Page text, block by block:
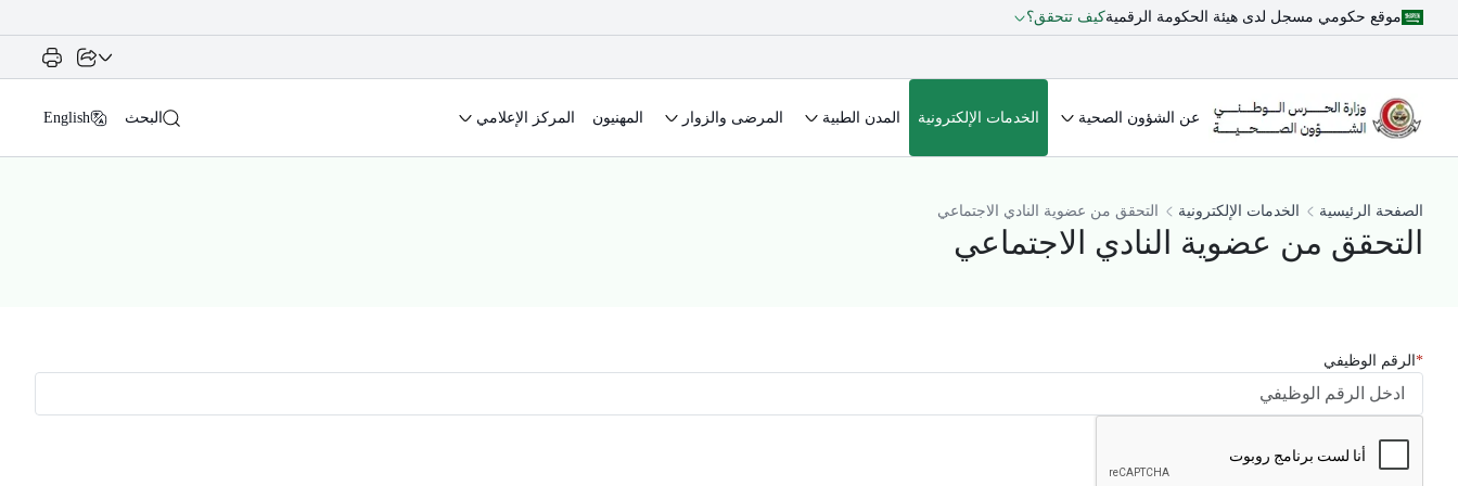
موقع حكومي مسجل لدى هيئة الحكومة الرقميةكيف تتحقق؟
عن الشؤون الصحية الخدمات الإلكترونية المدن الطبية المرضى والزوار المهنيون المركز الإعلامي البحث English
الصفحة الرئيسية الخدمات الإلكترونية التحقق من عضوية النادي الاجتماعي
التحقق من عضوية النادي الاجتماعي
الرقم الوظيفي